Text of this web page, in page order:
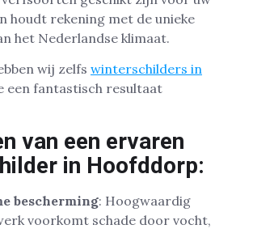
houdt rekening met de unieke
het Nederlandse klimaat.
wij zelfs winterschilders in
een fantastisch resultaat
van een ervaren
in Hoofddorp:
bescherming: Hoogwaardig
voorkomt schade door vocht,